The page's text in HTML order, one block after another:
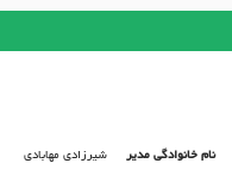
نام خانوادگی مدیر شیرزادی مهابادی